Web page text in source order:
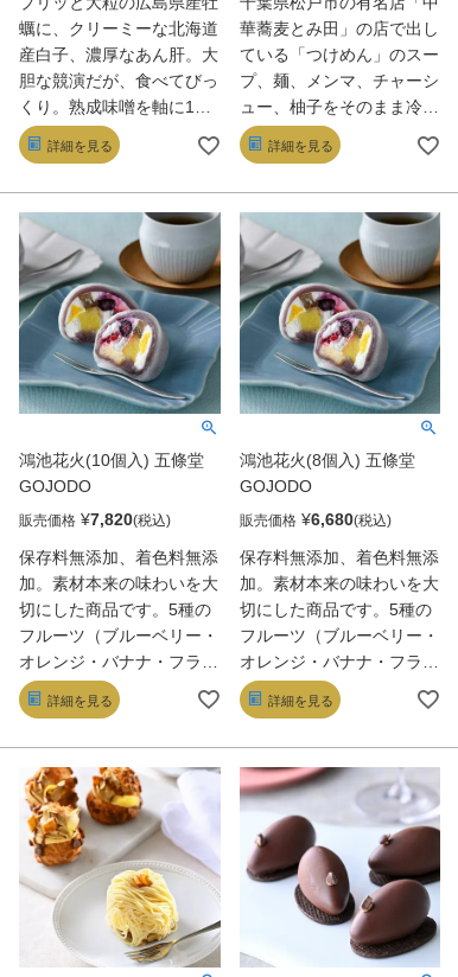
蠣に、クリーミーな北海道
産白子、濃厚なあん肝。大
胆な競演だが、食べてびっ
くり。熟成味噌を軸に10
種の調味料と粗く刻んだあ
ん肝を合わせたスープが、
上げるのだ。まったり濃厚
なのにくどさはない。悶絶
必至!
詳細を見る
華蕎麦とみ田」の店で出し
ている「つけめん」のスー
プ、麺、メンマ、チャーシ
ュー、柚子をそのまま冷凍
したセット。濃厚なのに飽
きのこない豚骨魚介味のス
製の麺はモチッとしたコシ
が特徴だ。【講談社ＴＲＹ
ラーメンオブザイヤーつけ
麺部門8年連続最優秀賞、
大つけ麺博2016最優秀
詳細を見る
鴻池花火(10個入) 五條堂
GOJODO
販売価格 ¥7,820
保存料無添加、着色料無添
加。素材本来の味わいを大
切にした商品です。5種の
フルーツ（ブルーベリー・
オレンジ・バナナ・フラン
ボワーズ・パイナップル）
に生クリームを合わせ、き
で包んだ洋テイストの大
福。フルーツの甘酸っぱさ
と、餡やクリームのコクが
見事なバランスで、さまざ
まな風味が口の中でふわっ
と広がる感覚が、まさに花
火のよう！
詳細を見る
鴻池花火(8個入) 五條堂
GOJODO
販売価格 ¥6,680
保存料無添加、着色料無添
加。素材本来の味わいを大
切にした商品です。5種の
フルーツ（ブルーベリー・
オレンジ・バナナ・フラン
ボワーズ・パイナップル）
に生クリームを合わせ、き
で包んだ洋テイストの大
福。フルーツの甘酸っぱさ
と、餡やクリームのコクが
見事なバランスで、さまざ
まな風味が口の中でふわっ
と広がる感覚が、まさに花
火のよう！
詳細を見る